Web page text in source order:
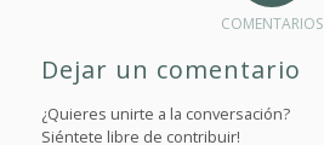
COMENTARIOS
Dejar un comentario
¿Quieres unirte a la conversación?
Siéntete libre de contribuir!